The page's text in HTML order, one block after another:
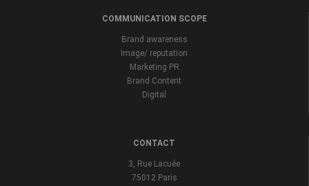
COMMUNICATION SCOPE
Brand awareness
Image/ reputation
Marketing PR
Brand Content
Digital
CONTACT
3, Rue Lacuée
75012 Paris